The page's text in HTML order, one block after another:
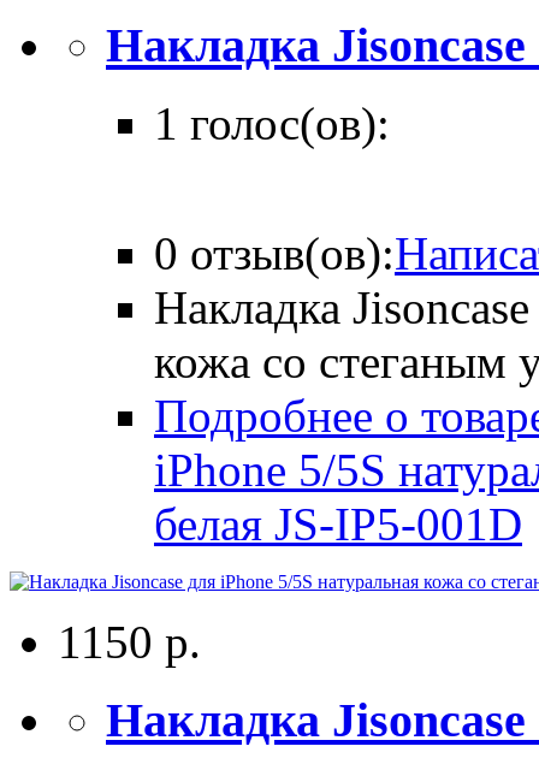
Накладка Jisoncase
1 голос(ов):
0 отзыв(ов):
Накладка
кожа со стеганым
Подробнее о
iPhone 5/5S
белая JS-IP5-001D
1150 р.
Накладка Jisoncase